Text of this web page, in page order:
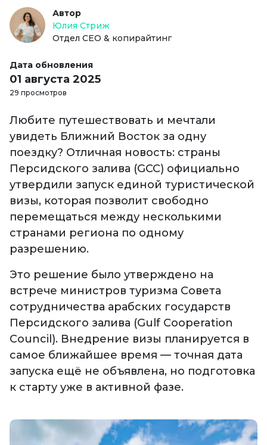
Автор
Юлия Стриж
Отдел СЕО & копирайтинг
Дата обновления
01 августа 2025
29 просмотров
Любите путешествовать и мечтали
увидеть Ближний Восток за одну
поездку? Отличная новость: страны
Персидского залива (GCC) официально
утвердили запуск единой туристической
визы, которая позволит свободно
перемещаться между несколькими
странами региона по одному
разрешению.
Это решение было утверждено на
встрече министров туризма Совета
сотрудничества арабских государств
Персидского залива (Gulf Cooperation
Council). Внедрение визы планируется в
самое ближайшее время — точная дата
запуска ещё не объявлена, но подготовка
к старту уже в активной фазе.